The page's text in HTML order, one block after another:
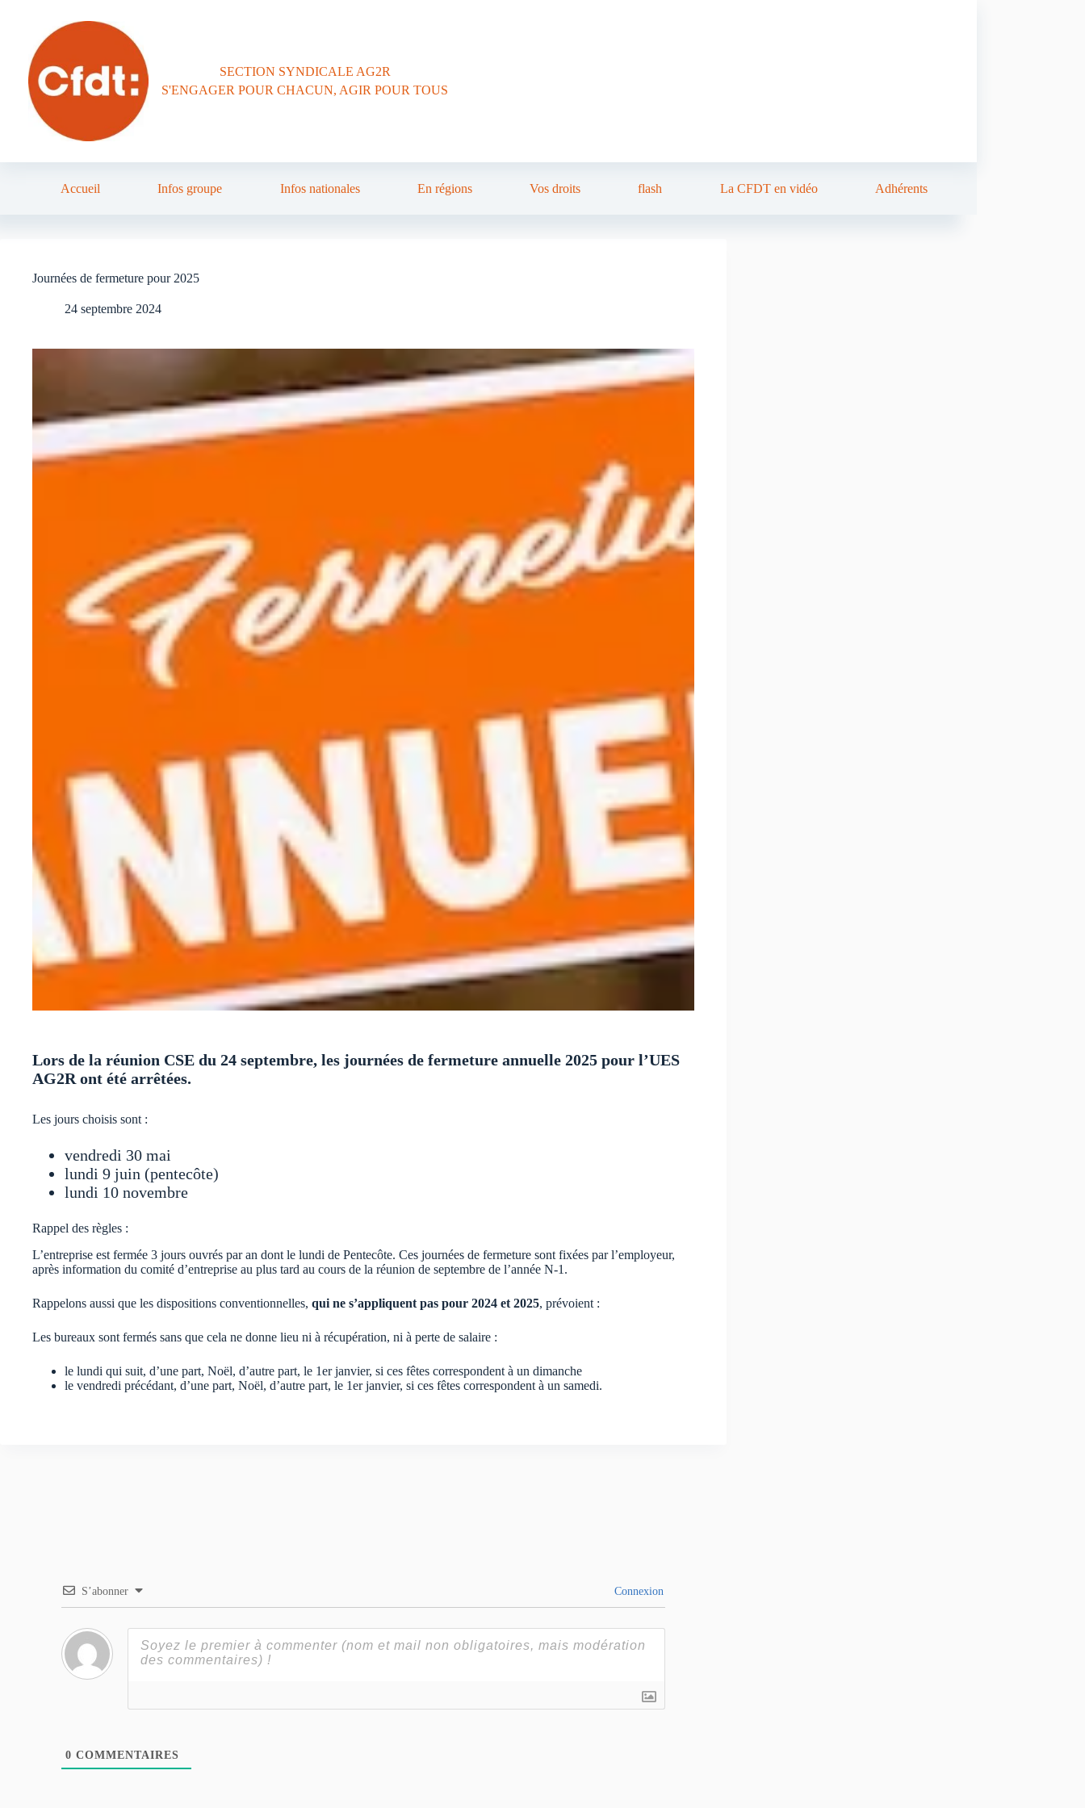
SECTION SYNDICALE AG2R
S'ENGAGER POUR CHACUN, AGIR POUR TOUS
Accueil Infos groupe Infos nationales En régions Vos droits flash La CFDT en vidéo Adhérents
Journées de fermeture pour 2025
24 septembre 2024
Lors de la réunion CSE du 24 septembre, les journées de fermeture annuelle 2025 pour l’UES
AG2R ont été arrêtées.
Les jours choisis sont :
vendredi 30 mai
lundi 9 juin (pentecôte)
lundi 10 novembre
Rappel des règles :
L’entreprise est fermée 3 jours ouvrés par an dont le lundi de Pentecôte. Ces journées de fermeture sont fixées par l’employeur,
après information du comité d’entreprise au plus tard au cours de la réunion de septembre de l’année N-1.
Rappelons aussi que les dispositions conventionnelles, qui ne s’appliquent pas pour 2024 et 2025, prévoient :
Les bureaux sont fermés sans que cela ne donne lieu ni à récupération, ni à perte de salaire :
le lundi qui suit, d’une part, Noël, d’autre part, le 1er janvier, si ces fêtes correspondent à un dimanche
le vendredi précédant, d’une part, Noël, d’autre part, le 1er janvier, si ces fêtes correspondent à un samedi.
S’abonner Connexion
0 COMMENTAIRES